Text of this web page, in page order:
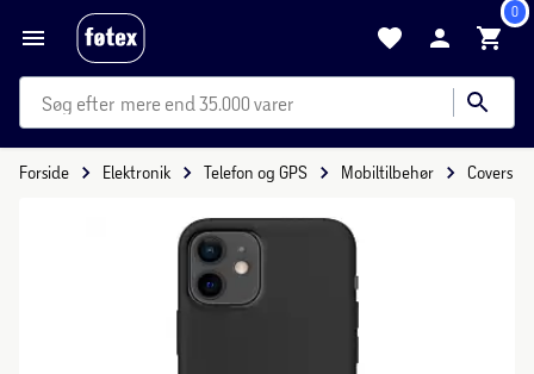
0
mere end 35.000 varer
Forside Elektronik Telefon og GPS Mobiltilbehør Covers